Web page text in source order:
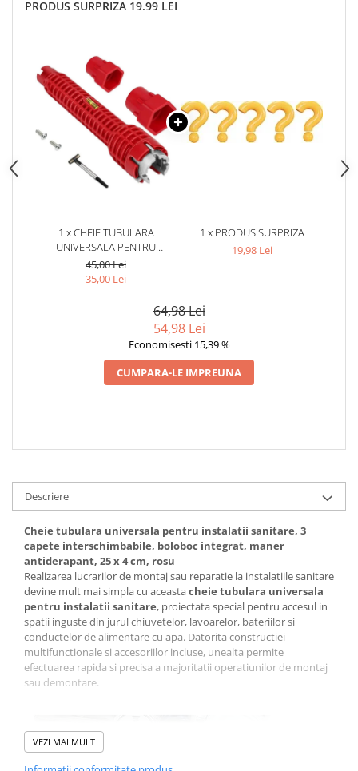
PRODUS SURPRIZA 19.99 LEI
1 x CHEIE TUBULARA
UNIVERSALA PENTRU
INSTALATII SANITARE, 3
CAPETE INTERSCHIMBABILE,
ANTIDERAPANT, 25 X 4 CM,
45,00 Lei
35,00 Lei
1 x PRODUS SURPRIZA
19,98 Lei
64,98 Lei
54,98 Lei
Economisesti 15,39 %
CUMPARA-LE IMPREUNA
Descriere
Cheie tubulara universala pentru instalatii sanitare, 3
capete interschimbabile, boloboc integrat, maner
antiderapant, 25 x 4 cm, rosu
Realizarea lucrarilor de montaj sau reparatie la instalatiile sanitare
devine mult mai simpla cu aceastacheie tubulara universala
pentru instalatii sanitare, proiectata special pentru accesul in
spatii inguste din jurul chiuvetelor, lavoarelor, bateriilor si
conductelor de alimentare cu apa. Datorita constructiei
multifunctionale si accesoriilor incluse, unealta permite
efectuarea rapida si precisa a majoritatii operatiunilor de montaj
sau demontare.
VEZI MAI MULT